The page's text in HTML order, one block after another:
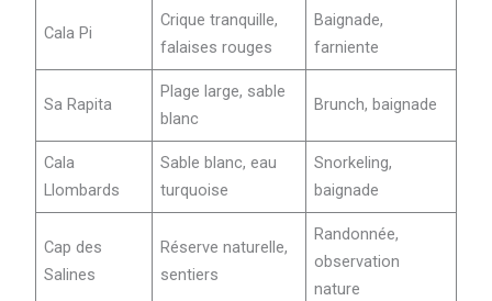
Cala Pi
Crique tranquille,
falaises rouges
Baignade,
farniente
Sa Rapita
Plage large, sable
blanc
Brunch, baignade
Cala
Llombards
Sable blanc, eau
turquoise
Snorkeling,
baignade
Cap des
Salines
Réserve naturelle,
sentiers
Randonnée,
observation
nature